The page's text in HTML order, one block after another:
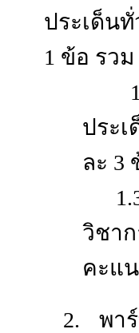
ประเด็น
1 ข้อ รว
ประ
ละ 3
วิชา
คะแ
2. พา